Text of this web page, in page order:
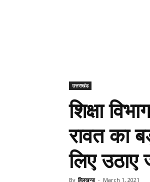
उत्तराखंड
शिक्षा
रावत का
लिए
By हिलखण्ड - March 1, 2021